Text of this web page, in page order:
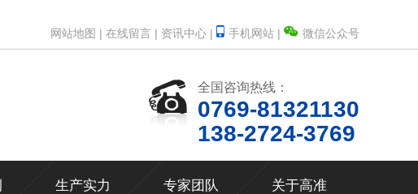
网站地图 | 在线留言 | 资讯中心 | 手机网站 | 微信公众号
全国咨询热线：
0769-81321130
138-2724-3769
生产实力 专家团队 关于高准